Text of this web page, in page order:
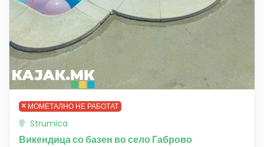
МОМЕТАЛНО НЕ РАБОТАТ
Strumica
Викендица со базен во село Габрово